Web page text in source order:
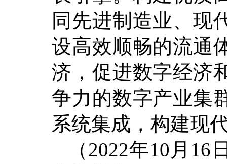
同先进制造业、现
设高效顺畅的流通
济，促进数字经济
争力的数字产业集
系统集成，构建现
（2022年10月